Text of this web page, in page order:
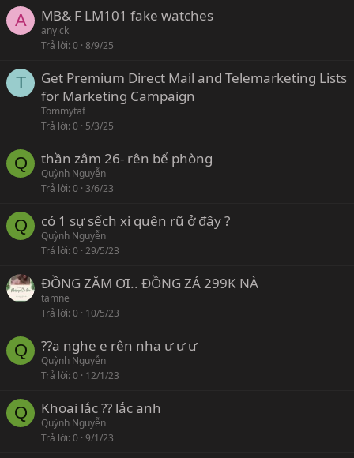
A MB& F LM101 fake watches
anyick
Trả lời 0 8/9/25
T
Get Premium Direct Mail and Telemarketing Lists
for Marketing Campaign
Tommytaf
Trả lời 0 5/3/25
Q thần zâm 26- rên bể phòng
Quỳnh Nguyễn
Trả lời 0 3/6/23
Q có 1 sự sếch xi quên rũ ở đây ?
Quỳnh Nguyễn
Trả lời 0 29/5/23
ĐỒNG ZĂM ƠI.. ĐỒNG ZÁ 299K NÀ
tamne
Trả lời 0 10/5/23
Q ??a nghe e rên nha ư ư ư
Quỳnh Nguyễn
Trả lời 0 12/1/23
Q Khoai lắc ?? lắc anh
Quỳnh Nguyễn
Trả lời 0 9/1/23